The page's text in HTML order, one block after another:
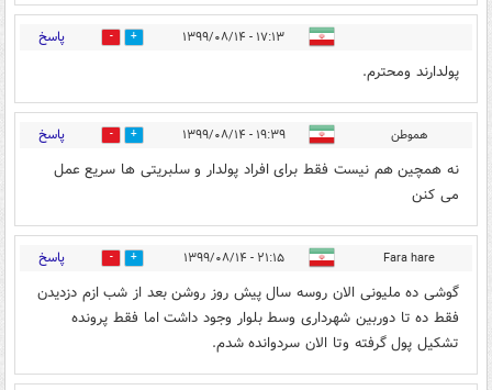
۱۷:۱۳ - ۱۳۹۹/۰۸/۱۴ 3 پاسخ
پولدارند ومحترم.
هموطن ۱۹:۳۹ - ۱۳۹۹/۰۸/۱۴ 3 پاسخ
نه همچین هم نیست فقط برای افراد پولدار و سلبریتی ها سریع عمل
می کنن
Fara hare ۲۱:۱۵ - ۱۳۹۹/۰۸/۱۴ 2 پاسخ
گوشی ده ملیونی الان روسه سال پیش روز روشن بعد از شب ازم دزدیدن
فقط ده تا دوربین شهرداری وسط بلوار وجود داشت اما فقط پرونده
تشکیل پول گرفته وتا الان سردوانده شدم.